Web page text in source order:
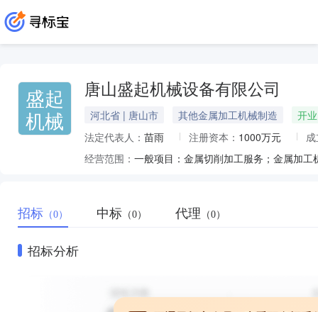
盛起
机械
唐山盛起机械设备有限公司
河北省 | 唐山市 其他金属加工机械制造
开业
法定代表人： 苗雨 注册资本： 1000万元
经营范围：
招标 （0） 中标 （0） 代理 （0）
招标分析